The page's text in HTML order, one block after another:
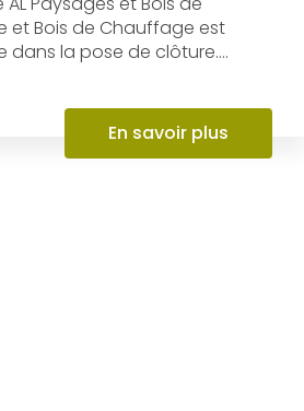
et Bois de Chauffage est
dans la pose de clôture....
En savoir plus